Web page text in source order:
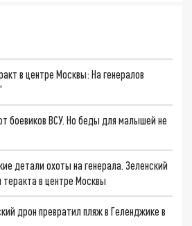
в центре Москвы: На генералов
боевиков ВСУ. Но беды для малышей не
детали охоты на генерала. Зеленский
в центре Москвы
дрон превратил пляж в Геленджике в